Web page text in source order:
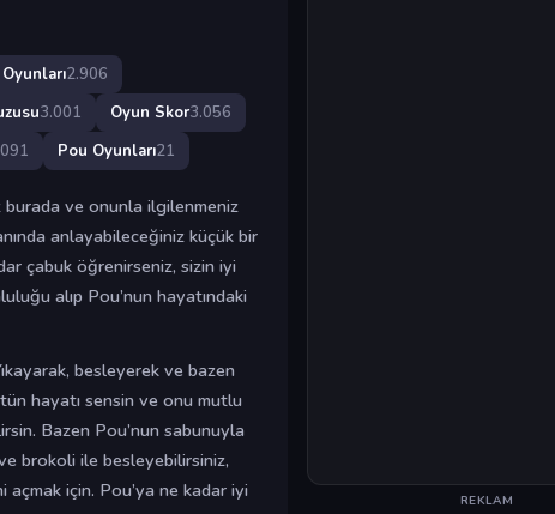
2.906
3.001 Oyun Skor3.056
Pou Oyunları21
burada ve onunla ilgilenmeniz
anlayabileceğiniz küçük bir
çabuk öğrenirseniz, sizin iyi
alıp Pou’nun hayatındaki
besleyerek ve bazen
hayatı sensin ve onu mutlu
Bazen Pou’nun sabunuyla
brokoli ile besleyebilirsiniz,
açmak için. Pou’ya ne kadar iyi
REKLAM